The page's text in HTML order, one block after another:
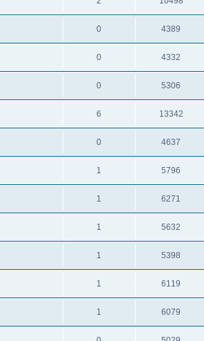
0 4389
0 4332
0 5306
6 13342
0 4637
1 5796
1 6271
1 5632
1 5398
1 6119
1 6079